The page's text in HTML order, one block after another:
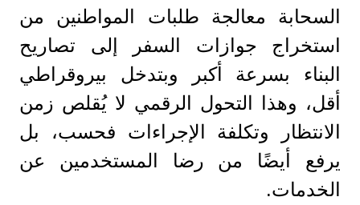
السحابة معالجة طلبات المواطنين من
استخراج جوازات السفر إلى تصاريح
البناء بسرعة أكبر وبتدخل بيروقراطي
أقل، وهذا التحول الرقمي لا يُقلص زمن
الانتظار وتكلفة الإجراءات فحسب، بل
يرفع أيضًا من رضا المستخدمين عن
الخدمات.